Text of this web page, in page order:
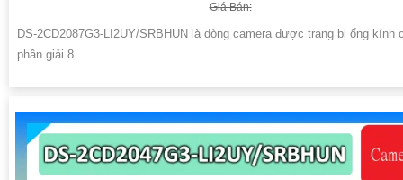
Giá Bán:
DS-2CD2087G3-LI2UY/SRBHUN là dòng camera được trang bị ống kính
phân giải 8